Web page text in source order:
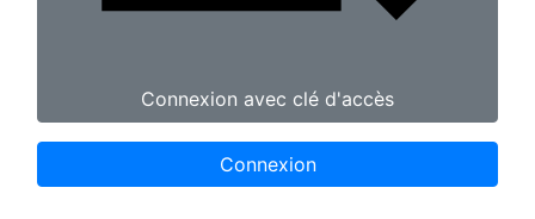
Connexion avec clé d'accès
Connexion